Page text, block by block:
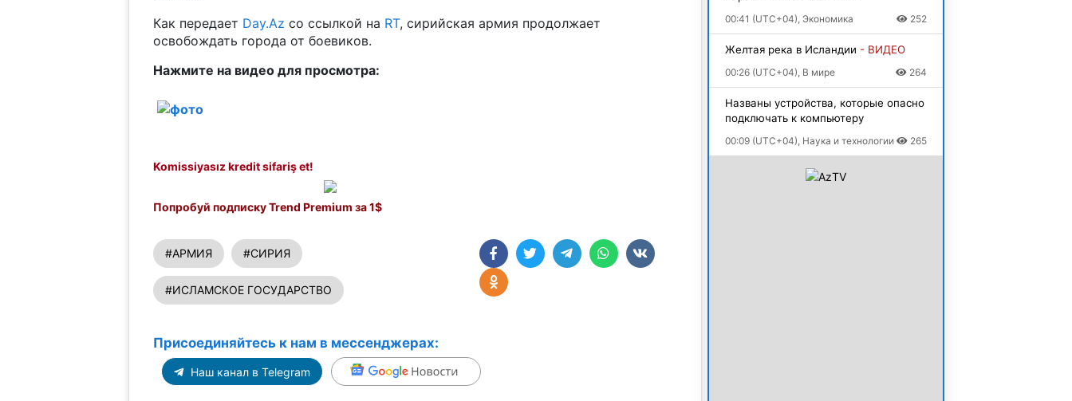
Как передает Day.Az со ссылкой на RT, сирийская армия продолжает
освобождать города от боевиков.
Нажмите на видео для просмотра:
Komissiyasız kredit sifariş et!
Попробуй подписку Trend Premium за 1$
#АРМИЯ #СИРИЯ
#ИСЛАМСКОЕ ГОСУДАРСТВО
Присоединяйтесь к нам в мессенджерах:
Наш канал в Telegram
00:41 (UTC+04), Экономика 252
Желтая река в Исландии - ВИДЕО
00:26 (UTC+04), В мире 264
Названы устройства, которые опасно
подключать к компьютеру
00:09 (UTC+04), Наука и технологии 265